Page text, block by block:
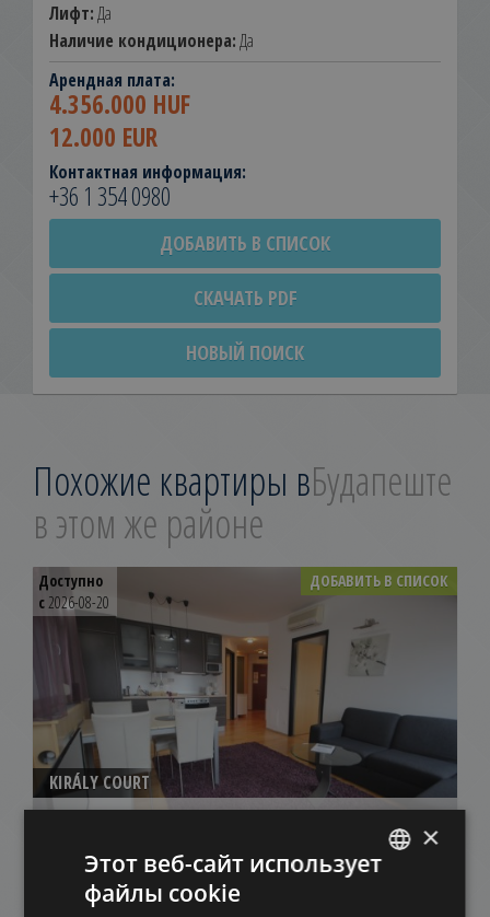
Лифт:Да
Наличие кондиционера:Да
Арендная плата:
4.356.000 HUF
12.000 EUR
Контактная информация:
+36 1 354 0980
ДОБАВИТЬ В СПИСОК
СКАЧАТЬ PDF
НОВЫЙ ПОИСК
Похожие квартиры вБудапеште
в этом же районе
Доступно
с2026-08-20
ДОБАВИТЬ В СПИСОК
KIRÁLY COURT
309.000 HUF ×
Этот веб-сайт использует
файлы cookie